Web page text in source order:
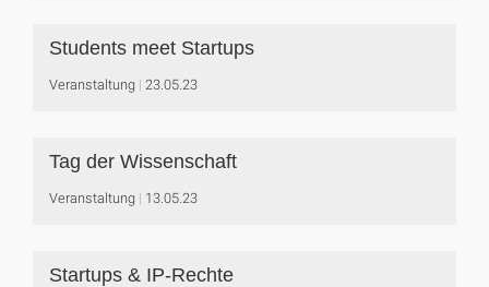
Students meet Startups
Veranstaltung 23.05.23
Tag der Wissenschaft
Veranstaltung 13.05.23
Startups & IP-Rechte